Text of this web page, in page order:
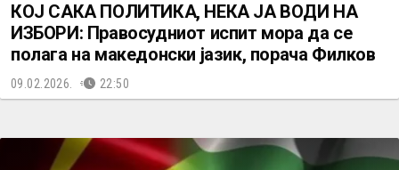
КОЈ САКА ПОЛИТИКА, НЕКА ЈА ВОДИ НА
ИЗБОРИ: Правосудниот испит мора да се
полага на македонски јазик, порача Филков
09.02.2026. 22:50